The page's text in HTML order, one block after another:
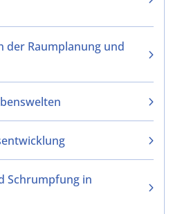
der Raumplanung und
Schrumpfung in